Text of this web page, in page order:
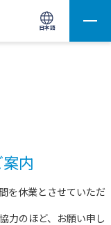
日本語
サイト内検索(Enterで実行)
内
を休業とさせていただ
力のほど、お願い申し